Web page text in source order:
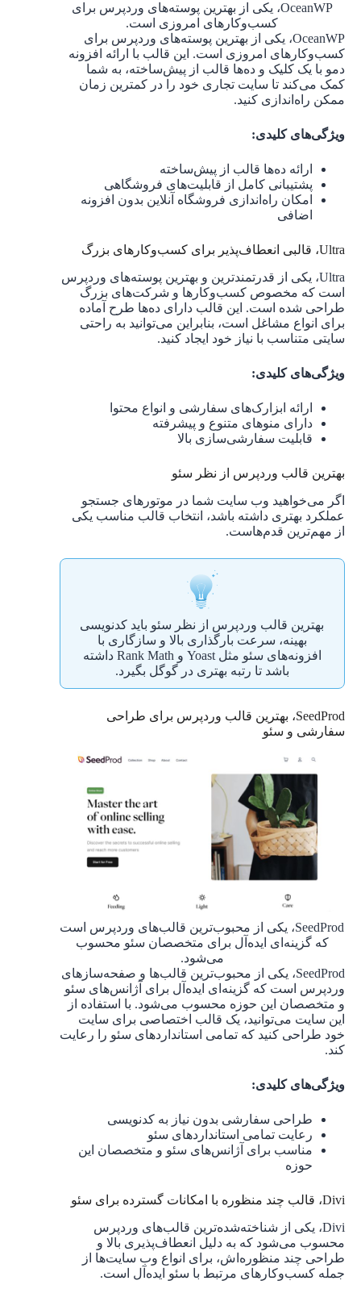
OceanWP، یکی از بهترین پوسته‌های وردپرس برای
کسب‌وکارهای امروزی است.
OceanWP، یکی از بهترین پوسته‌های وردپرس برای
کسب‌وکارهای امروزی است. این قالب با ارائه افزونه
دمو با یک کلیک و ده‌ها قالب از پیش‌ساخته، به شما
کمک می‌کند تا سایت تجاری خود را در کمترین زمان
ممکن راه‌اندازی کنید.
ویژگی‌های کلیدی:
ارائه ده‌ها قالب از پیش‌ساخته
پشتیبانی کامل از قابلیت‌های فروشگاهی
امکان راه‌اندازی فروشگاه آنلاین بدون افزونه
اضافی
Ultra، قالبی انعطاف‌پذیر برای کسب‌وکارهای بزرگ
Ultra، یکی از قدرتمندترین و بهترین پوسته‌های وردپرس
است که مخصوص کسب‌وکارها و شرکت‌های بزرگ
طراحی شده است. این قالب دارای ده‌ها طرح آماده
برای انواع مشاغل است، بنابراین می‌توانید به راحتی
سایتی متناسب با نیاز خود ایجاد کنید.
ویژگی‌های کلیدی:
ارائه ابزارک‌های سفارشی و انواع محتوا
دارای منوهای متنوع و پیشرفته
قابلیت سفارشی‌سازی بالا
بهترین قالب وردپرس از نظر سئو
اگر می‌خواهید وب سایت شما در موتورهای جستجو
عملکرد بهتری داشته باشد، انتخاب قالب مناسب یکی
از مهم‌ترین قدم‌هاست.
بهترین قالب وردپرس از نظر سئو باید کدنویسی
بهینه، سرعت بارگذاری بالا و سازگاری با
افزونه‌های سئو مثل Yoast و Rank Math داشته
باشد تا رتبه بهتری در گوگل بگیرد.
SeedProd، بهترین قالب وردپرس برای طراحی
سفارشی و سئو
SeedProd، یکی از محبوب‌ترین قالب‌های وردپرس است
که گزینه‌ای ایده‌آل برای متخصصان سئو محسوب
می‌شود.
SeedProd، یکی از محبوب‌ترین قالب‌ها و صفحه‌سازهای
وردپرس است که گزینه‌ای ایده‌آل برای آژانس‌های سئو
و متخصصان این حوزه محسوب می‌شود. با استفاده از
این سایت می‌توانید، یک قالب اختصاصی برای سایت
خود طراحی کنید که تمامی استانداردهای سئو را رعایت
کند.
ویژگی‌های کلیدی:
طراحی سفارشی بدون نیاز به کدنویسی
رعایت تمامی استانداردهای سئو
مناسب برای آژانس‌های سئو و متخصصان این
حوزه
Divi، قالب چند منظوره با امکانات گسترده برای سئو
Divi، یکی از شناخته‌شده‌ترین قالب‌های وردپرس
محسوب می‌شود که به دلیل انعطاف‌پذیری بالا و
طراحی چند منظوره‌اش، برای انواع وب سایت‌ها از
جمله کسب‌وکارهای مرتبط با سئو ایده‌آل است.